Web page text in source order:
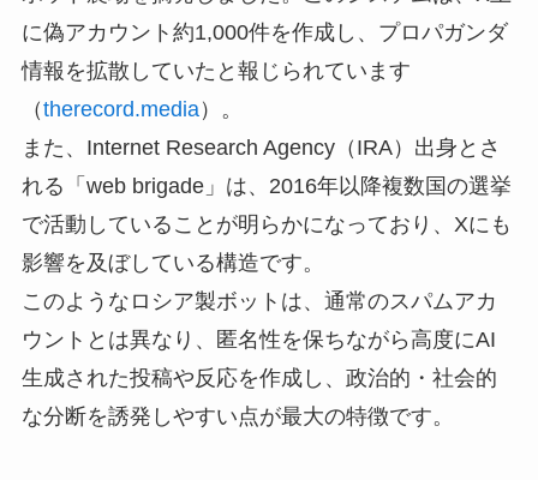
に偽アカウント約1,000件を作成し、プロパガンダ
情報を拡散していたと報じられています
（therecord.media）。
また、Internet Research Agency（IRA）出身とさ
れる「web brigade」は、2016年以降複数国の選挙
で活動していることが明らかになっており、Xにも
影響を及ぼしている構造です。
このようなロシア製ボットは、通常のスパムアカ
ウントとは異なり、匿名性を保ちながら高度にAI
生成された投稿や反応を作成し、政治的・社会的
な分断を誘発しやすい点が最大の特徴です。